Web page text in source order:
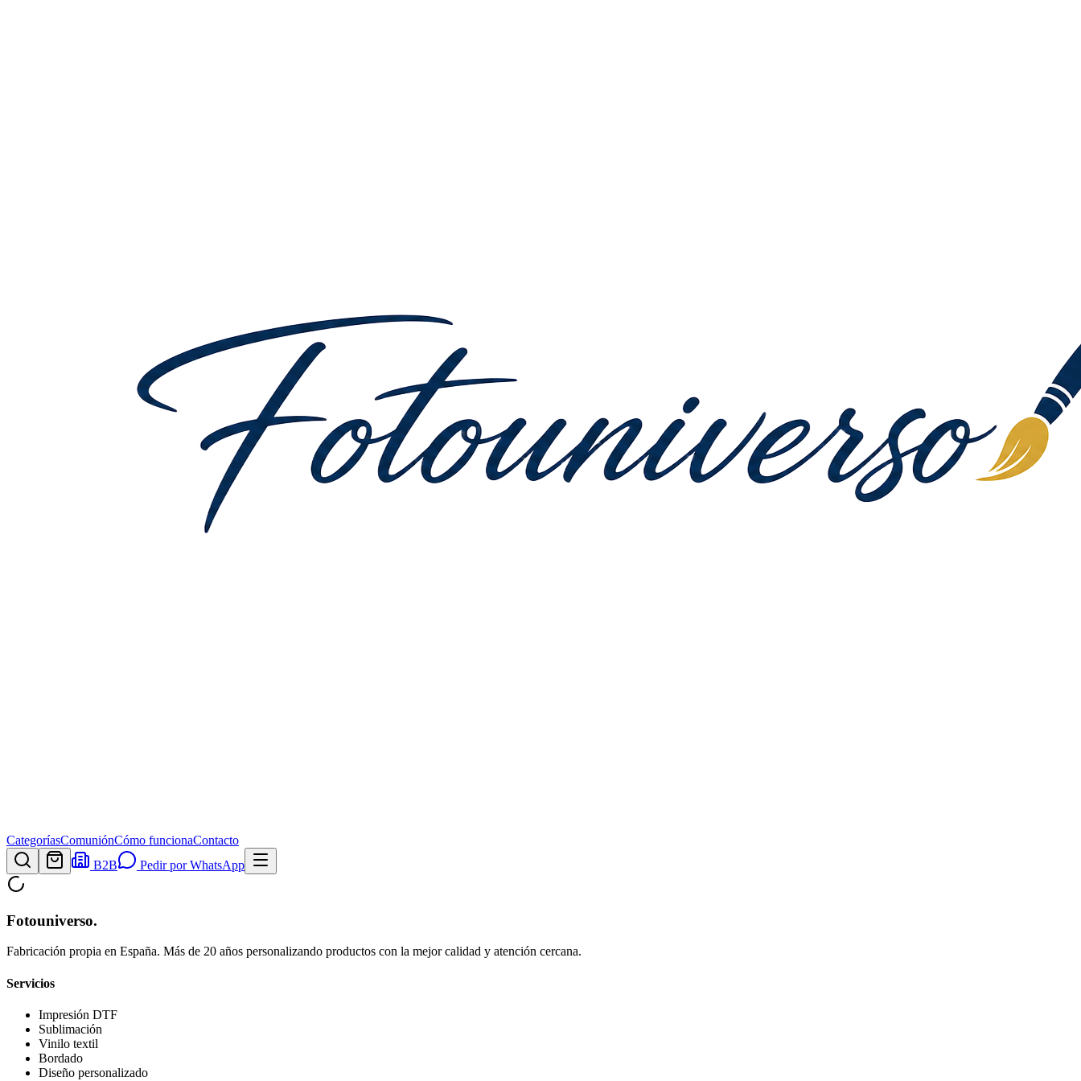
CategoríasComuniónCómo funcionaContacto
B2B
Pedir por WhatsApp
Fotouniverso.
Fabricación propia en España. Más de 20 años personalizando productos con la mejor calidad y atención cercana.
Servicios
Impresión DTF
Sublimación
Vinilo textil
Bordado
Diseño personalizado